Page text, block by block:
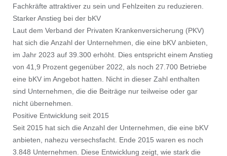
Fachkräfte attraktiver zu sein und Fehlzeiten zu reduzieren.
Starker Anstieg bei der bKV
Laut dem Verband der Privaten Krankenversicherung (PKV)
hat sich die Anzahl der Unternehmen, die eine bKV anbieten,
im Jahr 2023 auf 39.300 erhöht. Dies entspricht einem Anstieg
von 41,9 Prozent gegenüber 2022, als noch 27.700 Betriebe
eine bKV im Angebot hatten. Nicht in dieser Zahl enthalten
sind Unternehmen, die die Beiträge nur teilweise oder gar
nicht übernehmen.
Positive Entwicklung seit 2015
Seit 2015 hat sich die Anzahl der Unternehmen, die eine bKV
anbieten, nahezu versechsfacht. Ende 2015 waren es noch
3.848 Unternehmen. Diese Entwicklung zeigt, wie stark die